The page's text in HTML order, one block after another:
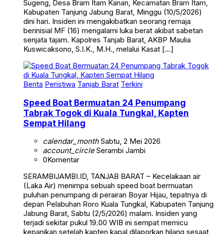
Sugeng, Desa Bram Itam Kanan, Kecamatan Bram Itam,
Kabupaten Tanjung Jabung Barat, Minggu (10/5/2026)
dini hari. Insiden ini mengakibatkan seorang remaja
berinisial MF (16) mengalami luka berat akibat sabetan
senjata tajam. Kapolres Tanjab Barat, AKBP Maulia
Kuswicaksono, S.I.K., M.H., melalui Kasat […]
Berita Peristiwa Tanjab Barat Terkini
Speed Boat Bermuatan 24 Penumpang
Tabrak Togok di Kuala Tungkal, Kapten
Sempat Hilang
calendar_monthSabtu, 2 Mei 2026
account_circleSerambi Jambi
0Komentar
SERAMBIJAMBI.ID, TANJAB BARAT – Kecelakaan air
(Laka Air) menimpa sebuah speed boat bermuatan
puluhan penumpang di perairan Boyar Hijau, tepatnya di
depan Pelabuhan Roro Kuala Tungkal, Kabupaten Tanjung
Jabung Barat, Sabtu (2/5/2026) malam. Insiden yang
terjadi sekitar pukul 19.00 WIB ini sempat memicu
kepanikan setelah kapten kapal dilaporkan hilang sesaat